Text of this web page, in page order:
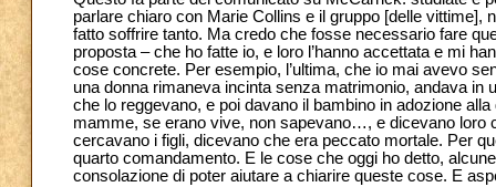
parlare chiaro con Marie Collins e il gruppo [delle vittime],
fatto soffrire tanto. Ma credo che fosse necessario fare
proposta – che ho fatte io, e loro l’hanno accettata e mi
cose concrete. Per esempio, l’ultima, che io mai avevo
una donna rimaneva incinta senza matrimonio, andava
che lo reggevano, e poi davano il bambino in adozione
mamme, se erano vive, non sapevano…, e dicevano loro
cercavano i figli, dicevano che era peccato mortale. Per
quarto comandamento. E le cose che oggi ho detto,
consolazione di poter aiutare a chiarire queste cose. E